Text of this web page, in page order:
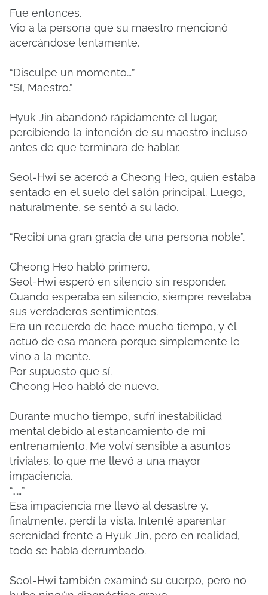
Fue entonces.
Vio a la persona que su maestro mencionó
acercándose lentamente.
“Disculpe un momento…”
“Sí, Maestro.”
Hyuk Jin abandonó rápidamente el lugar,
percibiendo la intención de su maestro incluso
antes de que terminara de hablar.
Seol-Hwi se acercó a Cheong Heo, quien estaba
sentado en el suelo del salón principal. Luego,
naturalmente, se sentó a su lado.
“Recibí una gran gracia de una persona noble”.
Cheong Heo habló primero.
Seol-Hwi esperó en silencio sin responder.
Cuando esperaba en silencio, siempre revelaba
sus verdaderos sentimientos.
Era un recuerdo de hace mucho tiempo, y él
actuó de esa manera porque simplemente le
vino a la mente.
Por supuesto que sí.
Cheong Heo habló de nuevo.
Durante mucho tiempo, sufrí inestabilidad
mental debido al estancamiento de mi
entrenamiento. Me volví sensible a asuntos
triviales, lo que me llevó a una mayor
impaciencia.
“……”
Esa impaciencia me llevó al desastre y,
finalmente, perdí la vista. Intenté aparentar
serenidad frente a Hyuk Jin, pero en realidad,
todo se había derrumbado.
Seol-Hwi también examinó su cuerpo, pero no